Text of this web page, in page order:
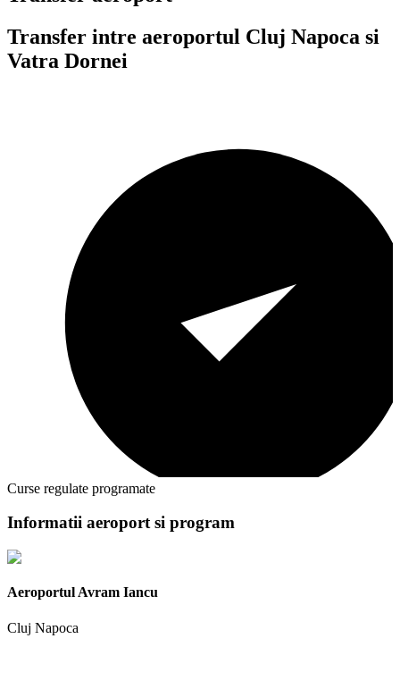
Transfer intre aeroportul Cluj Napoca si
Vatra Dornei
Curse regulate programate
Informatii aeroport si program
Aeroportul Avram Iancu
Cluj Napoca